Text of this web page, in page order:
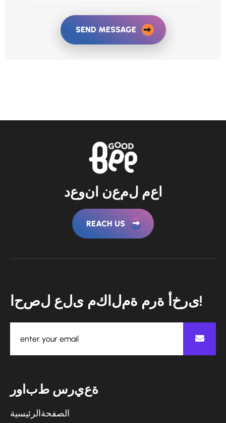
SEND MESSAGE
دعونا نعمل معا
REACH US
حصل على مك لمة م رة أ خ رى!
رو بط س ريعة
الصفحةالرئيسية